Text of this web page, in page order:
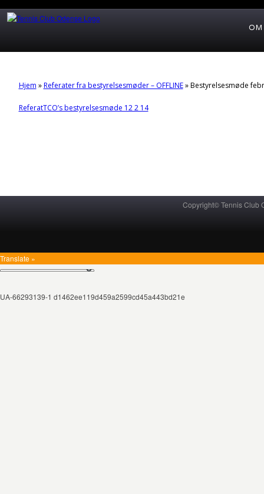
OM
Hjem »Referater fra bestyrelsesmøder – OFFLINE»Bestyrelsesmøde
ReferatTCO’s bestyrelsesmøde 12 2 14
Copyright© Tennis Club
Translate »
UA-66293139-1 d1462ee119d459a2599cd45a443bd21e